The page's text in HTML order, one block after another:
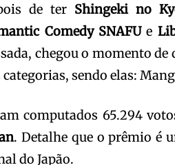
de ter Shingeki no
Comedy SNAFUe
chegou o momento
categorias, sendo elas:
computados 65.294
. Detalhe que o prêmio é
do Japão.